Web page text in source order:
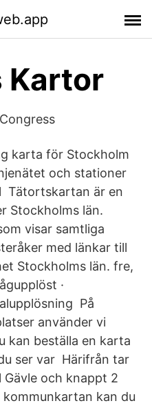
Kartor
karta för Stockholm
och stationer
Tätortskartan är en
Stockholms län.
visar samtliga
med länkar till
Stockholms län. fre,
·
På
använder vi
kan beställa en karta
ser var Härifrån tar
och knappt 2
kan du